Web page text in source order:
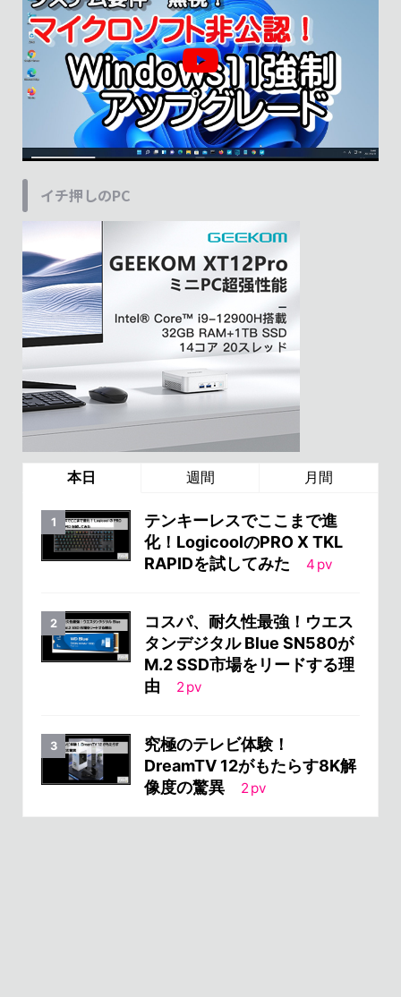
イチ押しのPC
本日 週間 月間
テンキーレスでここまで進
化！LogicoolのPRO X TKL
RAPIDを試してみた
4 pv
コスパ、耐久性最強！ウエス
タンデジタル Blue SN580が
M.2 SSD市場をリードする理
由
2pv
究極のテレビ体験！
DreamTV 12がもたらす8K解
像度の驚異
2pv